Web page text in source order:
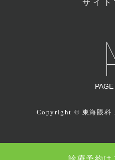
サイト
Copyright © 東海眼科